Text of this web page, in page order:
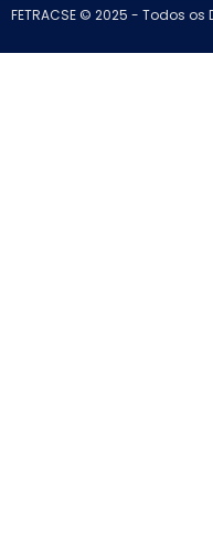
FETRACSE © 2025 - Todos os